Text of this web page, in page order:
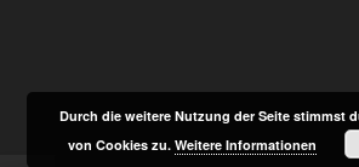
Durch die weitere Nutzung der Seite stimmst
von Cookies zu.Weitere Informationen